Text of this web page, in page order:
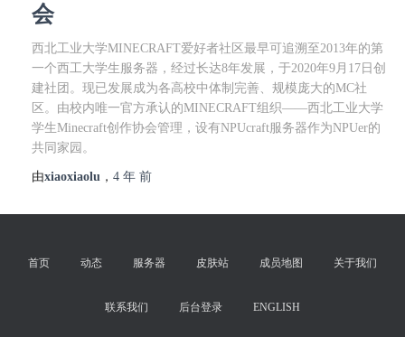
会
西北工业大学MINECRAFT爱好者社区最早可追溯至2013年的第
一个西工大学生服务器，经过长达8年发展，于2020年9月17日创
建社团。现已发展成为各高校中体制完善、规模庞大的MC社
区。由校内唯一官方承认的MINECRAFT组织——西北工业大学
学生Minecraft创作协会管理，设有NPUcraft服务器作为NPUer的
共同家园。
由xiaoxiaolu ， 4 年 前
首页 动态 服务器 皮肤站 成员地图 关于我们
联系我们 后台登录 ENGLISH